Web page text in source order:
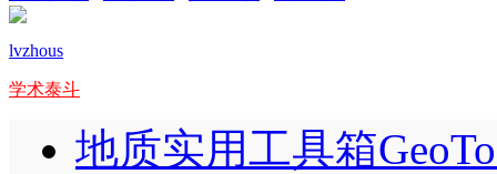
lvzhous
学术泰斗
地质实用工具箱